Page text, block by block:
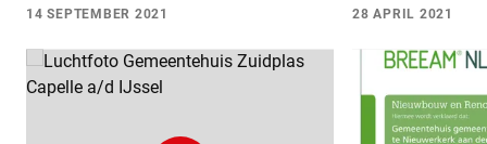
14 SEPTEMBER 2021 28 APRIL 2021